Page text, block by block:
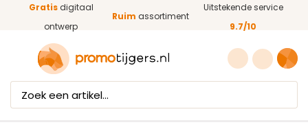
Ga naar de hoofdinhoud
Gratisdigitaal
ontwerp
Ruim assortiment
Uitstekende service
9.7/10